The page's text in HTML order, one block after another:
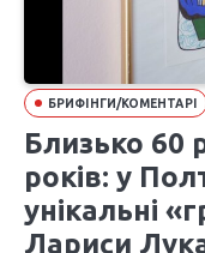
БРИФІНГИ/КОМЕНТАРІ
Близько 60
років: у
унікальні
Лариси